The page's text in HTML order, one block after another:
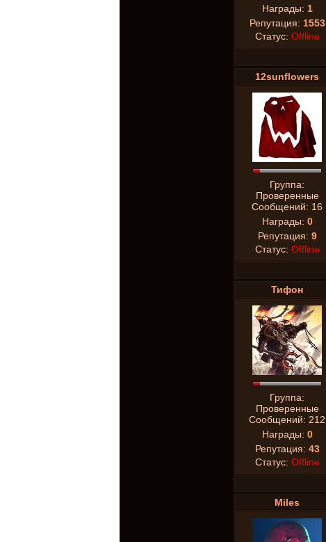
Награды: 1
Репутация: 1553
Статус: Offline
12sunflowers
Группа:
Проверенные
Сообщений: 16
Награды: 0
Репутация: 9
Статус: Offline
Тифон
Группа:
Проверенные
Сообщений: 212
Награды: 0
Репутация: 43
Статус: Offline
Miles